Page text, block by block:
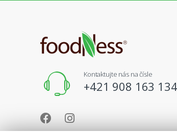
Kontaktujte nás na čísle
+421 908 163 134